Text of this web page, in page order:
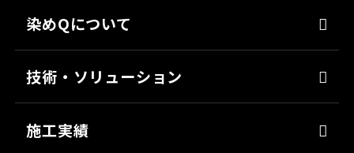
染めQについて
会社概要
技術・ソリューション
施工実績